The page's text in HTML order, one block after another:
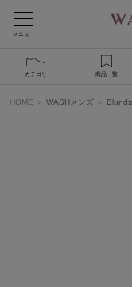
メニュー
カテゴリ 商品一覧
HOME WASHメンズ